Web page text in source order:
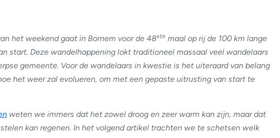
het weekend gaat in Bornem voor de 48ste maal op rij de 100 km lange
start. Deze wandelhappening lokt traditioneel massaal veel wandelaars
gemeente. Voor de wandelaars in kwestie is het uiteraard van belang
het weer zal evolueren, om met een gepaste uitrusting van start te
weten we immers dat het zowel droog en zeer warm kan zijn, maar dat
kan regenen. In het volgend artikel trachten we te schetsen welk